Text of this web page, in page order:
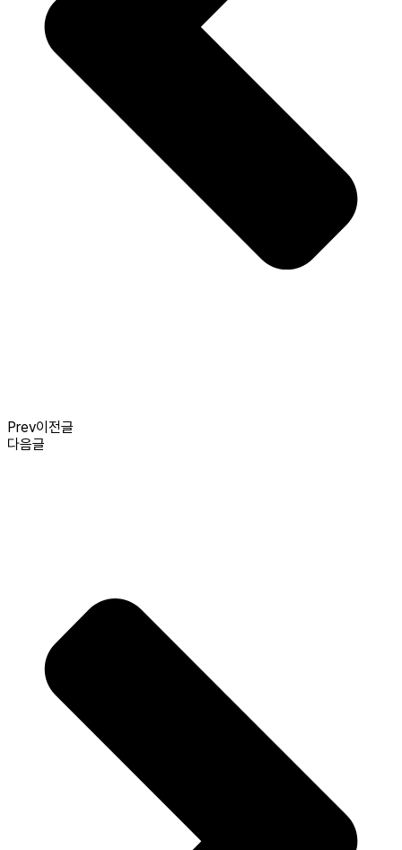
Prev이전글
다음글